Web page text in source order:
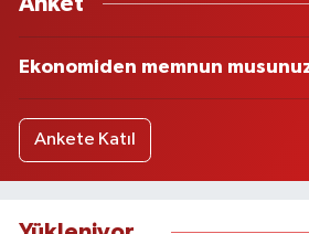
Ekonomiden memnun
Ankete Katıl